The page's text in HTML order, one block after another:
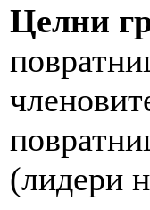
Целни
(лидери